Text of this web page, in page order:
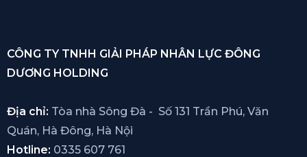
CÔNG TY TNHH GIẢI PHÁP NHÂN LỰC ĐÔNG
DƯƠNG HOLDING
Địa chỉ: Tòa nhà Sông Đà - Số 131 Trần Phú, Văn
Quán, Hà Đông, Hà Nội
Hotline: 0335 607 761